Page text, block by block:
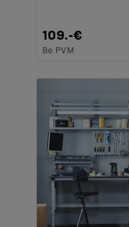
109.-€
Be PVM